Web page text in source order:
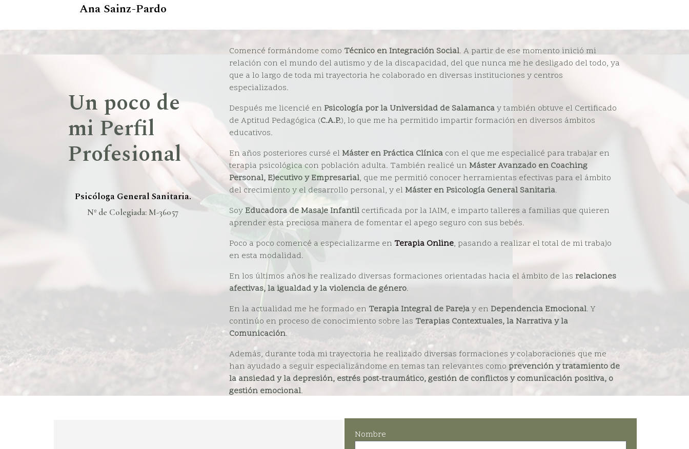
Ana Sainz-Pardo
Un poco de
mi Perfil
Profesional
Psicóloga General Sanitaria.
Nº de Colegiada: M-36057
Comencé formándome como Técnico en Integración Social. A partir de ese momento inició mi
relación con el mundo del autismo y de la discapacidad, del que nunca me he desligado del todo, ya
que a lo largo de toda mi trayectoria he colaborado en diversas instituciones y centros
especializados.
Después me licencié en Psicología por la Universidad de Salamancay también obtuve el Certificado
de Aptitud Pedagógica (C.A.P.), lo que me ha permitido impartir formación en diversos ámbitos
educativos.
En años posteriores cursé el Máster en Práctica Clínicacon el que me especialicé para trabajar en
terapia psicológica con población adulta. También realicé un Máster Avanzado en Coaching
Personal, Ejecutivo y Empresarial, que me permitió conocer herramientas efectivas para el ámbito
del crecimiento y el desarrollo personal, y el Máster en Psicología General Sanitaria.
SoyEducadora de Masaje Infantilcertificada por la IAIM, e imparto talleres a familias que quieren
aprender esta preciosa manera de fomentar el apego seguro con sus bebés.
Poco a poco comencé a especializarme en Terapia Online, pasando a realizar el total de mi trabajo
en esta modalidad.
En los últimos años he realizado diversas formaciones orientadas hacia el ámbito de las relaciones
afectivas, la igualdad y la violencia de género.
En la actualidad me he formado en Terapia Integral de Parejay en Dependencia Emocional. Y
continúo en proceso de conocimiento sobre las Terapias Contextuales, la Narrativa y la
Comunicación.
Además, durante toda mi trayectoria he realizado diversas formaciones y colaboraciones que me
han ayudado a seguir especializándome en temas tan relevantes como prevención y tratamiento de
la ansiedad y la depresión, estrés post-traumático, gestión de conflictos y comunicación positiva, o
gestión emocional.
Nombre